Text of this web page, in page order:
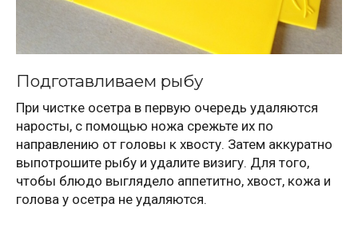
Подготавливаем рыбу
При чистке осетра в первую очередь удаляются
наросты, с помощью ножа срежьте их по
направлению от головы к хвосту. Затем аккуратно
выпотрошите рыбу и удалите визигу. Для того,
чтобы блюдо выглядело аппетитно, хвост, кожа и
голова у осетра не удаляются.